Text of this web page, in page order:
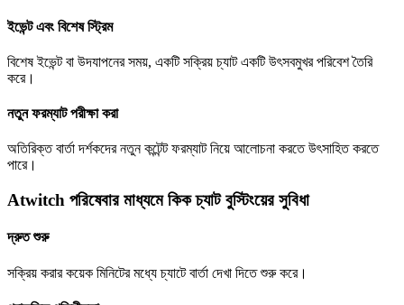
ইভেন্ট এবং বিশেষ স্ট্রিম
বিশেষ ইভেন্ট বা উদযাপনের সময়, একটি সক্রিয় চ্যাট একটি উৎসবমুখর পরিবেশ তৈরি
করে।
নতুন ফরম্যাট পরীক্ষা করা
অতিরিক্ত বার্তা দর্শকদের নতুন কন্টেন্ট ফরম্যাট নিয়ে আলোচনা করতে উৎসাহিত করতে
পারে।
Atwitch পরিষেবার মাধ্যমে কিক চ্যাট বুস্টিংয়ের সুবিধা
দ্রুত শুরু
সক্রিয় করার কয়েক মিনিটের মধ্যে চ্যাটে বার্তা দেখা দিতে শুরু করে।